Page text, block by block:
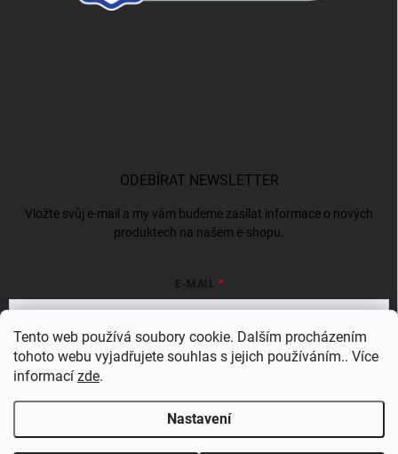
Tento web používá soubory cookie. Dalším procházením
tohoto webu vyjadřujete souhlas s jejich používáním.. Více
informací zde.
Nastavení
ODEBÍRAT NEWSLETTER
Vložte svůj e-mail a my vám budeme zasílat informace o nových
produktech na našem e-shopu.
E-MAIL
Vložením e-mailu souhlasíte s
Přihlásit se